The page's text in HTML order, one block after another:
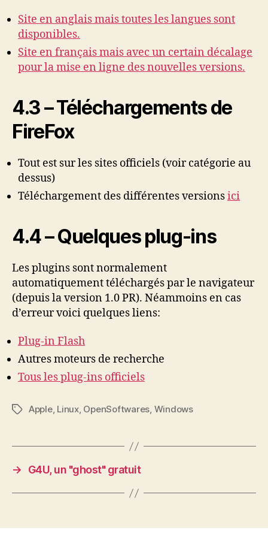
Site en anglais mais toutes les langues sont
disponibles.
Site en français mais avec un certain décalage
pour la mise en ligne des nouvelles versions.
4.3 – Téléchargements de
FireFox
Tout est sur les sites officiels (voir catégorie au
dessus)
Téléchargement des différentes versionsici
4.4 – Quelques plug-ins
Les plugins sont normalement
automatiquement téléchargés par le navigateur
(depuis la version 1.0 PR). Néammoins en cas
d’erreur voici quelques liens:
Plug-in Flash
Autres moteurs de recherche
Tous les plug-ins officiels
Étiquettes
Apple, Linux, OpenSoftwares, Windows
→ G4U, un "ghost" gratuit